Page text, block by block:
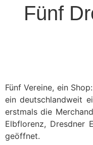
Fünf
Fünf Vereine, ein
ein deutschlandweit
erstmals die
Elbflorenz,
geöffnet.